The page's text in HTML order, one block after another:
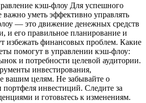
кэш-флоу Для успешного
важно уметь эффективно управлять
— это движение денежных средств
и его правильное планирование и
избежать финансовых проблем. Какие
помогут в управлении кэш-флоу:
и потребности целевой аудитории.
инвестирования,
вашим целям. Не забывайте о
инвестиций. Следите за
и готовьтесь к изменениям.